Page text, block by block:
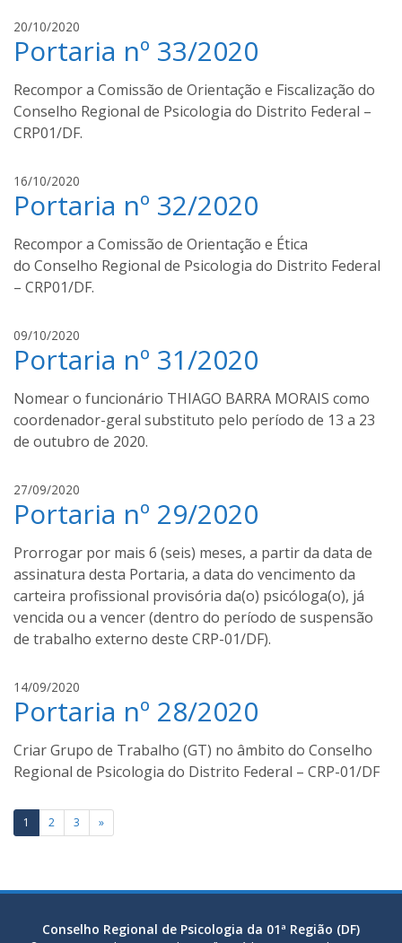
o
s
20/10/2020
u
c
a
s
s
a
o
s
Portaria nº 33/2020
Recompor a Comissão de Orientação e Fiscalização do
Conselho Regional de Psicologia do Distrito Federal –
CRP01/DF.
16/10/2020
u
c
a
s
s
a
o
s
Portaria nº 32/2020
Recompor a Comissão de Orientação e Ética
do Conselho Regional de Psicologia do Distrito Federal
– CRP01/DF.
09/10/2020
u
c
a
s
s
a
o
s
Portaria nº 31/2020
Nomear o funcionário THIAGO BARRA MORAIS como
coordenador-geral substituto pelo período de 13 a 23
de outubro de 2020.
27/09/2020
u
c
a
s
s
a
n
t
Portaria nº 29/2020
Prorrogar por mais 6 (seis) meses, a partir da data de
assinatura desta Portaria, a data do vencimento da
carteira profissional provisória da(o) psicóloga(o), já
vencida ou a vencer (dentro do período de suspensão
de trabalho externo deste CRP-01/DF).
14/09/2020
u
c
a
s
s
t
Portaria nº 28/2020
Criar Grupo de Trabalho (GT) no âmbito do Conselho
Regional de Psicologia do Distrito Federal – CRP-01/DF
Paginação
posts
1 2 3 »
Conselho Regional de Psicologia da 01ª Região (DF)